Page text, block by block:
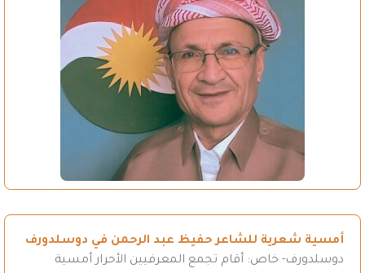
أمسية شعرية للشاعر حفيظ عبد الرحمن في دوسلدورف
دوسلدورف- خاص: أقام تجمع المعرفيين الأحرار أمسية